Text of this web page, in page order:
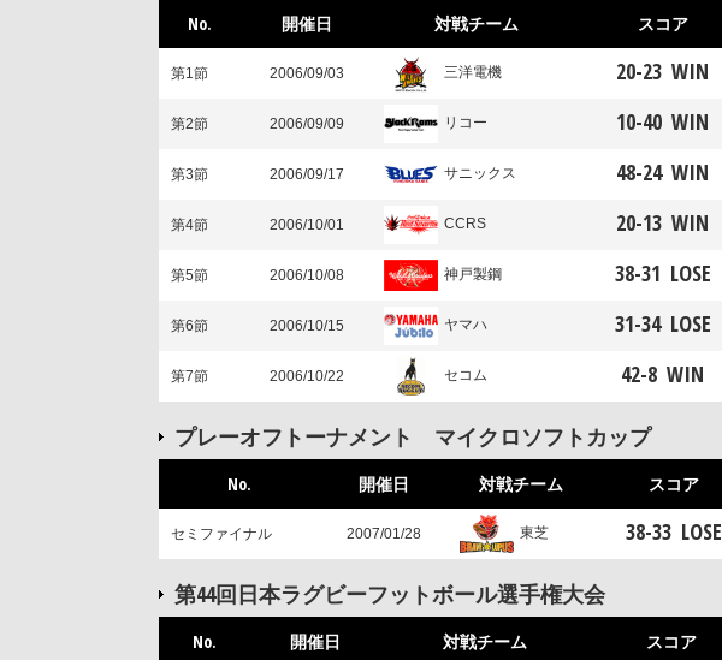
No. 開催日 対戦チーム スコア
第1節 2006/09/03 三洋電機 20-23 WIN
第2節 2006/09/09 リコー 10-40 WIN
第3節 2006/09/17 サニックス 48-24 WIN
第4節 2006/10/01 CCRS 20-13 WIN
第5節 2006/10/08 神戸製鋼 38-31 LOSE
第6節 2006/10/15 ヤマハ 31-34 LOSE
第7節 2006/10/22 セコム 42-8 WIN
プレーオフトーナメント マイクロソフトカップ
No. 開催日 対戦チーム スコア
セミファイナル 2007/01/28 東芝 38-33 LOSE
第44回日本ラグビーフットボール選手権大会
No. 開催日 対戦チーム スコア